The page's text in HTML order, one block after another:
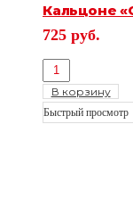
Кальцоне
725 руб.
В корзину
Быстрый просмотр